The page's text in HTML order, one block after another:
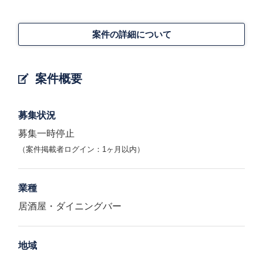
案件概要
案件の詳細について
募集状況
募集一時停止
（案件掲載者ログイン：1ヶ月以内）
業種
居酒屋・ダイニングバー
地域